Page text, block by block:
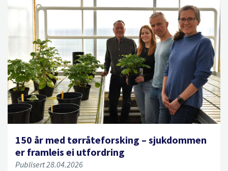
150 år med tørråteforsking – sjukdommen
er framleis ei utfordring
Publisert 28.04.2026